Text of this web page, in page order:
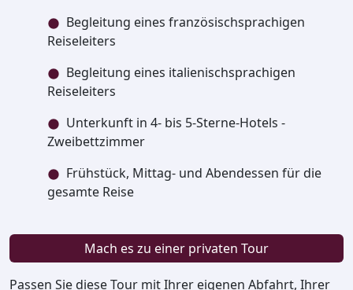
Begleitung eines französischsprachigen
Reiseleiters
Begleitung eines italienischsprachigen
Reiseleiters
Unterkunft in 4- bis 5-Sterne-Hotels -
Zweibettzimmer
Frühstück, Mittag- und Abendessen für die
gesamte Reise
Mach es zu einer privaten Tour
Passen Sie diese Tour mit Ihrer eigenen Abfahrt, Ihrer